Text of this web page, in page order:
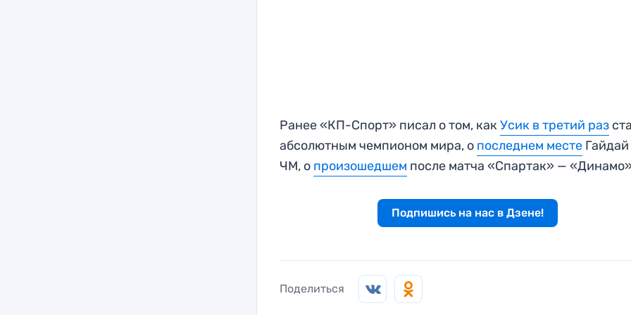
Ранее «КП-Спорт» писал о том, какУсик в третий раз
абсолютным чемпионом мира, о последнем месте
ЧМ, о произошедшем после матча «Спартак» —
Подпишись на нас в Дзене!
Поделиться